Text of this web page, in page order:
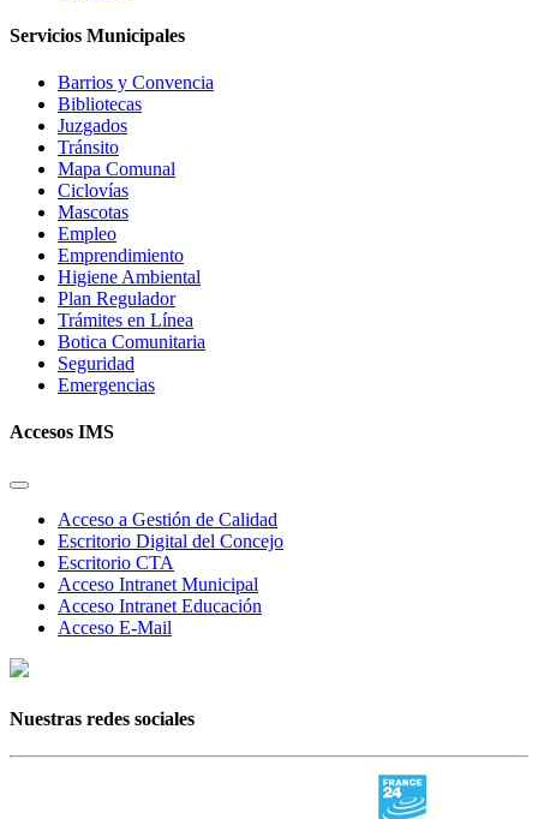
Servicios Municipales
Barrios y Convencia
Bibliotecas
Juzgados
Tránsito
Mapa Comunal
Ciclovías
Mascotas
Empleo
Emprendimiento
Higiene Ambiental
Plan Regulador
Trámites en Línea
Botica Comunitaria
Seguridad
Emergencias
Accesos IMS
Acceso a Gestión de Calidad
Escritorio Digital del Concejo
Escritorio CTA
Acceso Intranet Municipal
Acceso Intranet Educación
Acceso E-Mail
Nuestras redes sociales